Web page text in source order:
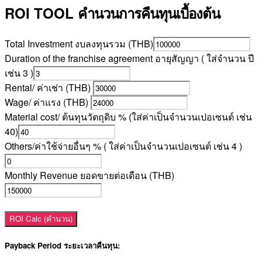
ROI TOOL คำนวนการคืนทุนเบื้องต้น
Total Investment งบลงทุนรวม (THB)
Duration of the franchise agreement อายุสัญญา ( ใส่จำนวน ปี
เช่น 3 )
Rental/ ค่าเช่า (THB)
Wage/ ค่าแรง (THB)
Material cost/ ต้นทุนวัตถุดิบ % (ใส่ค่าเป็นจำนวนเปอเซนต์ เช่น
40)
Others/ค่าใช้จ่ายอื่นๆ % ( ใส่ค่าเป็นจำนวนเปอเซนต์ เช่น 4 )
Monthly Revenue ยอดขายต่อเดือน (THB)
ROI Calc (คำนวน)
Payback Period ระยะเวลาคืนทุน: